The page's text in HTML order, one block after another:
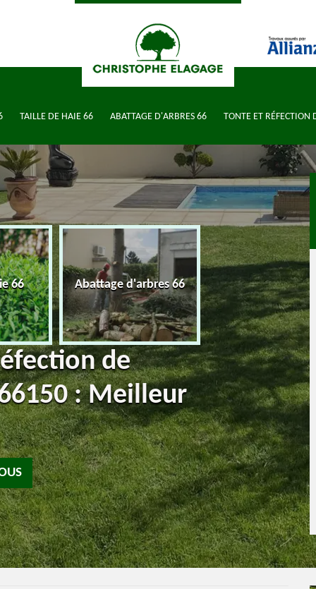
TAILLE DE HAIE 66 ABATTAGE D'ARBRES 66 TONTE ET RÉFECTION
66 Abattage d'arbres 66
Tonte et
pelouse 66
de
: Meilleur